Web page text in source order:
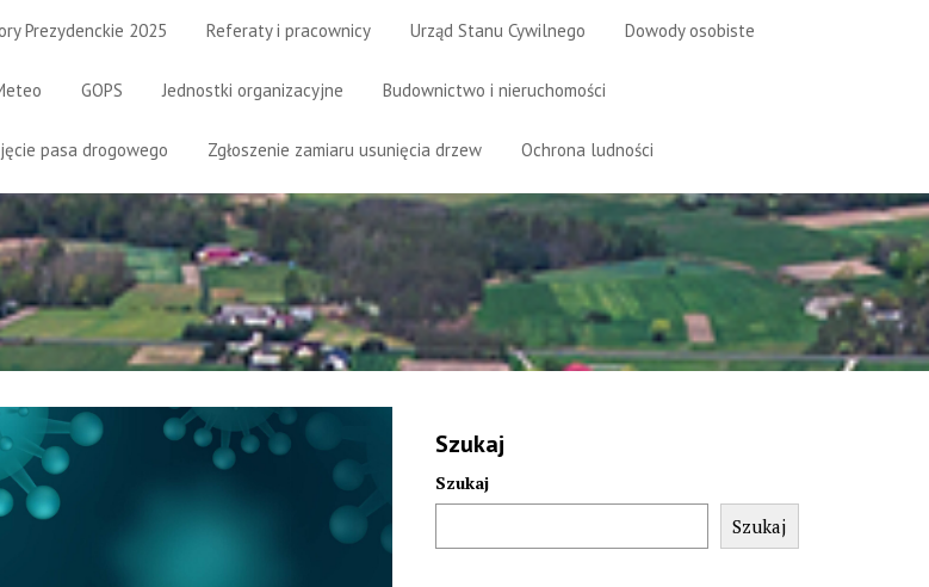
Prezydenckie 2025 Referaty i pracownicy Urząd Stanu Cywilnego Dowody osobiste
GOPS Jednostki organizacyjne Budownictwo i nieruchomości
pasa drogowego Zgłoszenie zamiaru usunięcia drzew Ochrona ludności
Szukaj
Szukaj
Szukaj